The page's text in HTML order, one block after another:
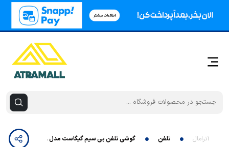
آترامال تلفن گوشی تلفن بی سیم گیگاست مدل A690A